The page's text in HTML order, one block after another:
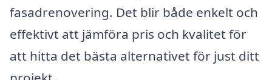
fasadrenovering. Det blir både enkelt och
effektivt att jämföra pris och kvalitet för
att hitta det bästa alternativet för just ditt